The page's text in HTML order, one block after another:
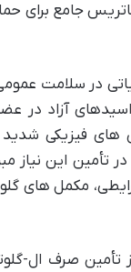
جامع برای
در سلامت
که حدود ۶۰ درصد از مجموع آمینواسیدهای
فیزیکی شدید
تأمین این نیاز
مکمل های
تأمین صرف ال-